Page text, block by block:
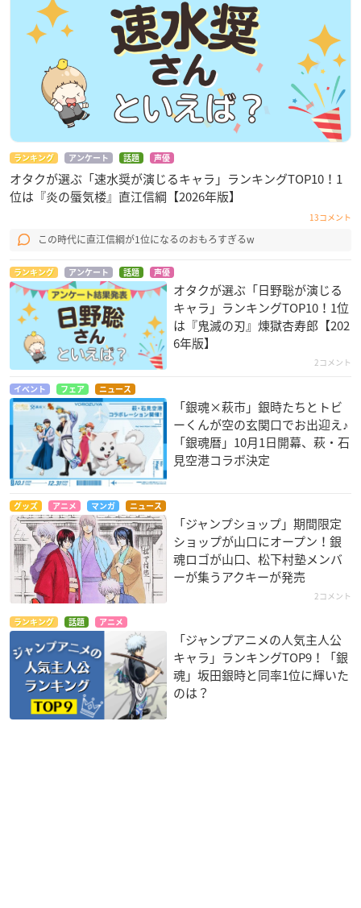
ランキング アンケート 話題 声優
オタクが選ぶ「速水奨が演じるキャラ」ランキングTOP10！1
位は『炎の蜃気楼』直江信綱【2026年版】
13コメント
この時代に直江信綱が1位になるのおもろすぎるw
ランキング アンケート 話題 声優
オタクが選ぶ「日野聡が演じる
キャラ」ランキングTOP10！1位
は『鬼滅の刃』煉󠄁獄杏寿郎【202
6年版】
2コメント
イベント フェア ニュース
「銀魂×萩市」銀時たちとトビ
ーくんが空の玄関口でお出迎え♪
「銀魂暦」10月1日開幕、萩・石
見空港コラボ決定
グッズ アニメ マンガ ニュース
「ジャンプショップ」期間限定
ショップが山口にオープン！銀
魂ロゴが山口、松下村塾メンバ
ーが集うアクキーが発売
2コメント
ランキング 話題 アニメ
「ジャンプアニメの人気主人公
キャラ」ランキングTOP9！「銀
魂」坂田銀時と同率1位に輝いた
のは？